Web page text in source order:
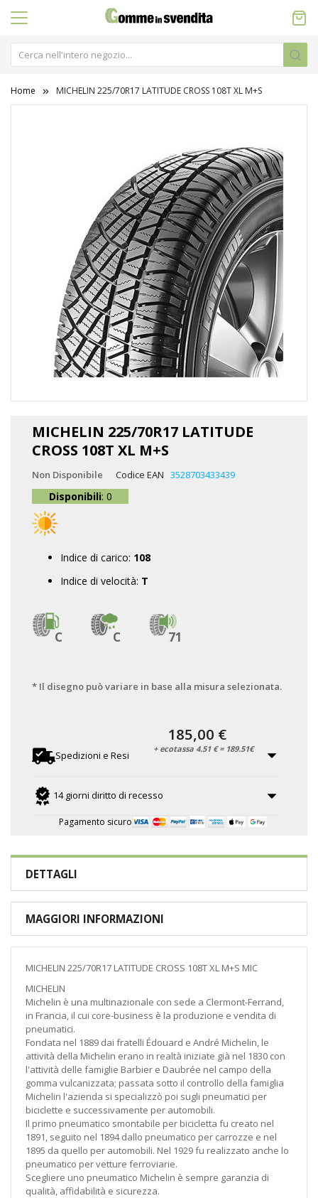
Home MICHELIN 225/70R17 LATITUDE CROSS 108T XL M+S
MICHELIN 225/70R17 LATITUDE
CROSS 108T XL M+S
Non Disponibile Codice EAN 3528703433439
Disponibili: 0
Indice di carico: 108
Indice di velocità: T
C C 71
* Il disegno può variare in base alla misura selezionata.
Spedizioni e Resi
14 giorni diritto di recesso
Pagamento sicuro
185,00 €
+ ecotassa 4.51 € = 189.51€
galleria
immagini
DETTAGLI
MAGGIORI INFORMAZIONI
MICHELIN 225/70R17 LATITUDE CROSS 108T XL M+S MIC
MICHELIN
Michelin è una multinazionale con sede a Clermont-Ferrand,
in Francia, il cui core-business è la produzione e vendita di
pneumatici.
Fondata nel 1889 dai fratelli Édouard e André Michelin, le
attività della Michelin erano in realtà iniziate già nel 1830 con
l'attività delle famiglie Barbier e Daubrée nel campo della
gomma vulcanizzata; passata sotto il controllo della famiglia
Michelin l'azienda si specializzò poi sugli pneumatici per
biciclette e successivamente per automobili.
Il primo pneumatico smontabile per bicicletta fu creato nel
1891, seguito nel 1894 dallo pneumatico per carrozze e nel
1895 da quello per automobili. Nel 1929 fu realizzato anche lo
pneumatico per vetture ferroviarie.
Scegliere uno pneumatico Michelin è sempre garanzia di
qualità, affidabilità e sicurezza.